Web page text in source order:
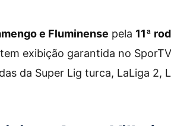
e Fluminense pela 11ª
tem exibição garantida no
da Super Lig turca, LaLiga 2,